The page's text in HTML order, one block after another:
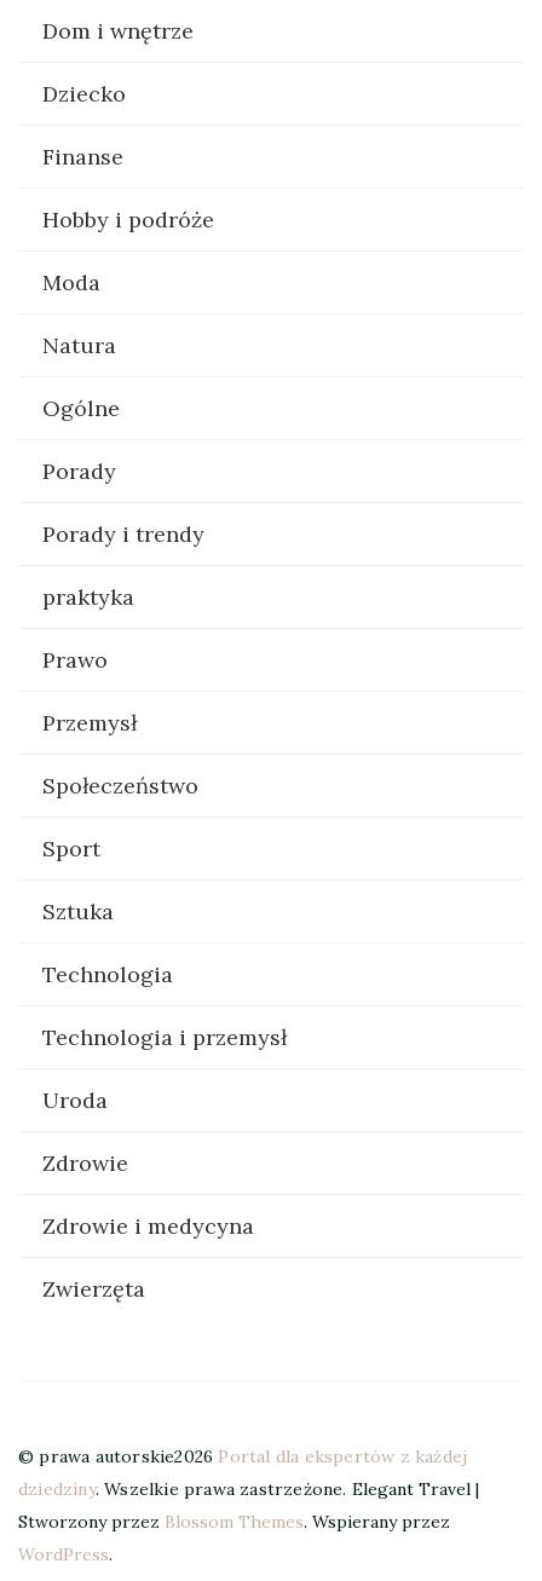
Dom i wnętrze
Dziecko
Finanse
Hobby i podróże
Moda
Natura
Ogólne
Porady
Porady i trendy
praktyka
Prawo
Przemysł
Społeczeństwo
Sport
Sztuka
Technologia
Technologia i przemysł
Uroda
Zdrowie
Zdrowie i medycyna
Zwierzęta
© prawa autorskie2026 Portal dla ekspertów z każdej
dziedziny. Wszelkie prawa zastrzeżone. Elegant Travel |
Stworzony przez Blossom Themes. Wspierany przez
WordPress.